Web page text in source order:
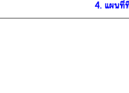
4. แผนที่